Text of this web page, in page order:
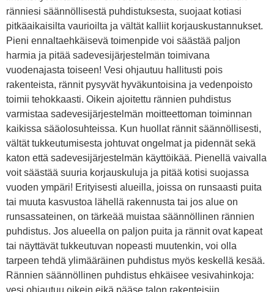
ränniesi säännöllisestä puhdistuksesta, suojaat kotiasi
pitkäaikaisilta vaurioilta ja vältät kalliit korjauskustannukset.
Pieni ennaltaehkäisevä toimenpide voi säästää paljon
harmia ja pitää sadevesijärjestelmän toimivana
vuodenajasta toiseen! Vesi ohjautuu hallitusti pois
rakenteista, rännit pysyvät hyväkuntoisina ja vedenpoisto
toimii tehokkaasti. Oikein ajoitettu rännien puhdistus
varmistaa sadevesijärjestelmän moitteettoman toiminnan
kaikissa sääolosuhteissa. Kun huollat rännit säännöllisesti,
vältät tukkeutumisesta johtuvat ongelmat ja pidennät sekä
katon että sadevesijärjestelmän käyttöikää. Pienellä vaivalla
voit säästää suuria korjauskuluja ja pitää kotisi suojassa
vuoden ympäri! Erityisesti alueilla, joissa on runsaasti puita
tai muuta kasvustoa lähellä rakennusta tai jos alue on
runsassateinen, on tärkeää muistaa säännöllinen rännien
puhdistus. Jos alueella on paljon puita ja rännit ovat kapeat
tai näyttävät tukkeutuvan nopeasti muutenkin, voi olla
tarpeen tehdä ylimääräinen puhdistus myös keskellä kesää.
Rännien säännöllinen puhdistus ehkäisee vesivahinkoja:
vesi ohjautuu oikein eikä pääse talon rakenteisiin